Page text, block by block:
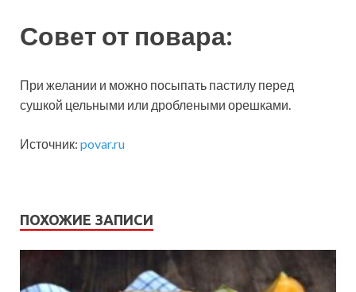
Совет от повара:
При желании и можно посыпать пастилу перед
сушкой цельными или дроблеными орешками.
Источник: povar.ru
ПОХОЖИЕ ЗАПИСИ